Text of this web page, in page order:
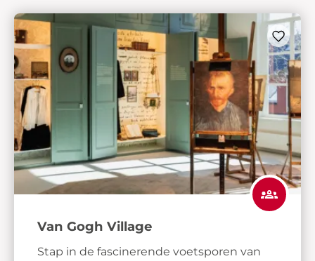
Van Gogh Village
Stap in de fascinerende voetsporen van